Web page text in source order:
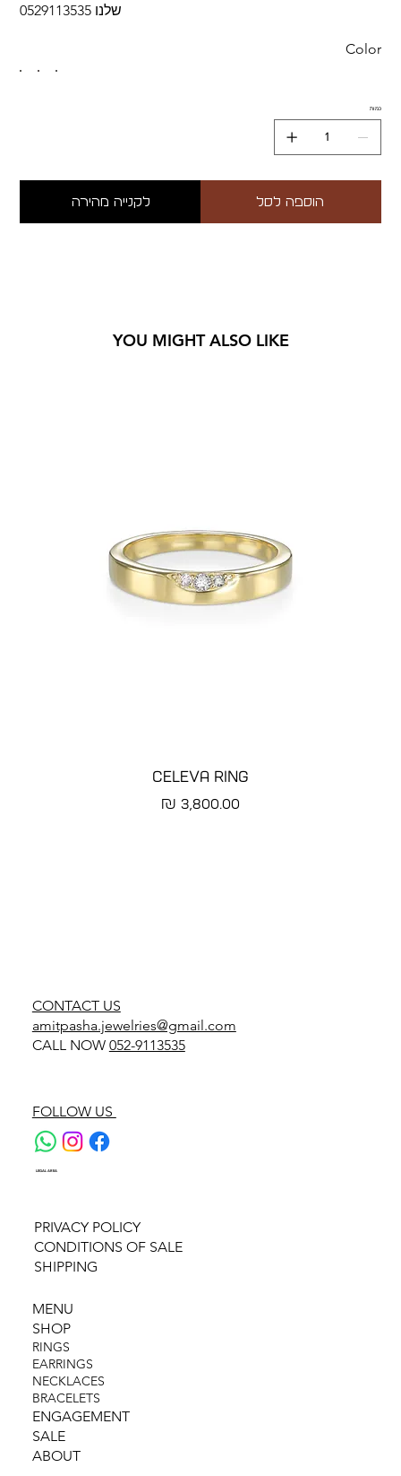
שלנו 0529113535
Color
כמות
הוספה לסל לקנייה מהירה
YOU MIGHT ALSO LIKE
CELEVA RING
מחיר
LEGAL AREA
PRIVACY POLICY
CONDITIONS OF SALE
SHIPPING
CONTACT US
amitpasha.jewelries@gmail.com
CALL NOW 052-9113535
FOLLOW US
MENU
SHOP
RINGS
EARRINGS
NECKLACES
BRACELETS
ENGAGEMENT
SALE
ABOUT